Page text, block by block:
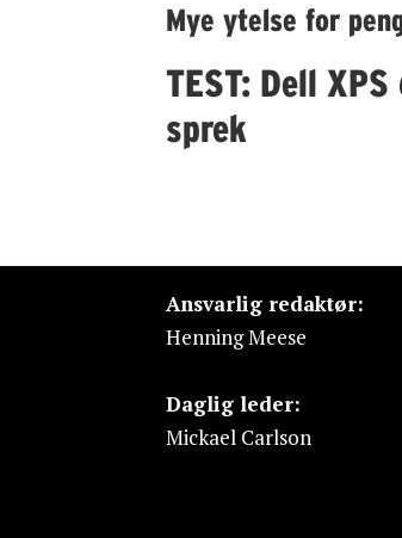
Mye ytelse for
TEST: Dell
sprek
Ansvarlig redaktør:
Henning Meese
Daglig leder:
Mickael Carlson